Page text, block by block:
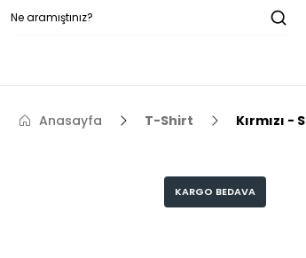
Anasayfa T-Shirt Kırmızı - S
KARGO BEDAVA